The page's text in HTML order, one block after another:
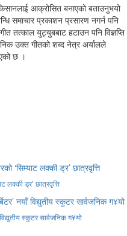
आक्रोसित बनाएको बताउनुभयो
समाचार प्रकाशन प्रसारण नगर्न पनि
तत्काल युट्युबबाट हटाउन पनि विज्ञप्ति
उक्त गीतको शब्द नेत्र अर्यालले
छ ।
लक्की ड्र’ छात्रवृत्ति
स्कुटर सार्वजनिक ग¥यो